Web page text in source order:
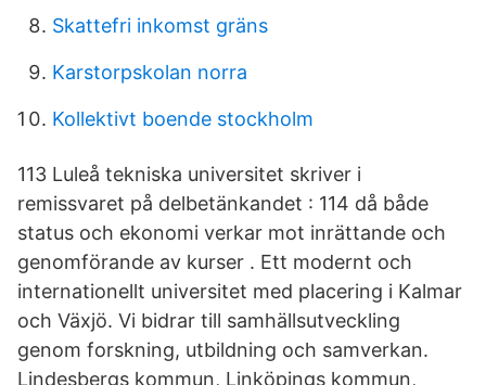
Skattefri inkomst gräns
Karstorpskolan norra
Kollektivt boende stockholm
113 Luleå tekniska universitet skriver i
remissvaret på delbetänkandet : 114 då både
status och ekonomi verkar mot inrättande och
genomförande av kurser . Ett modernt och
internationellt universitet med placering i Kalmar
och Växjö. Vi bidrar till samhällsutveckling
genom forskning, utbildning och samverkan.
Lindesbergs kommun, Linköpings kommun,